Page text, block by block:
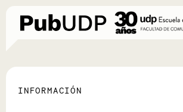
INFORMACIÓN